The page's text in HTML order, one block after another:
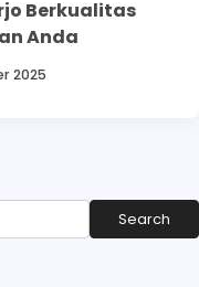
Berkualitas
Anda
2025
Search